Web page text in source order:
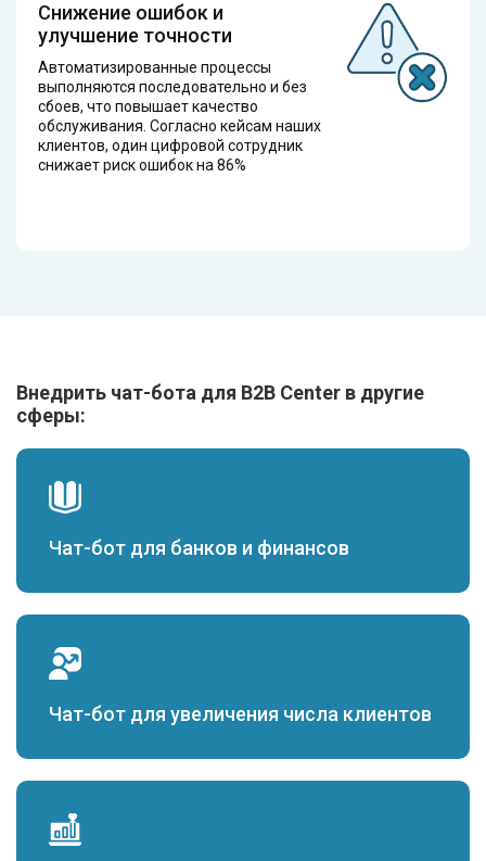
Снижение ошибок и
улучшение точности
Автоматизированные процессы
выполняются последовательно и без
сбоев, что повышает качество
обслуживания. Согласно кейсам наших
клиентов, один цифровой сотрудник
снижает риск ошибок на 86%
Внедрить чат-бота для B2B Center в другие
сферы:
Чат-бот для банков и финансов
Чат-бот для увеличения числа клиентов